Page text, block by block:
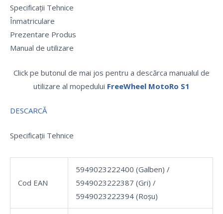
Specificații Tehnice
Înmatriculare
Prezentare Produs
Manual de utilizare
Click pe butonul de mai jos pentru a descărca manualul de
utilizare al mopedului FreeWheel MotoRo S1
DESCARCĂ
Specificații Tehnice
Cod EAN
5949023222400 (Galben) /
5949023222387 (Gri) /
5949023222394 (Roșu)